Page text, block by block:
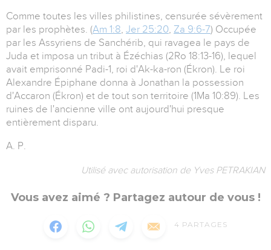
Comme toutes les villes philistines, censurée sévèrement
par les prophètes. (Am 1:8, Jer 25:20, Za 9:6-7) Occupée
par les Assyriens de Sanchérib, qui ravagea le pays de
Juda et imposa un tribut à Ézéchias (2Ro 18:13-16), lequel
avait emprisonné Padi-1, roi d'Ak-ka-ron (Ékron). Le roi
Alexandre Épiphane donna à Jonathan la possession
d'Accaron (Ékron) et de tout son territoire (1Ma 10:89). Les
ruines de l'ancienne ville ont aujourd'hui presque
entièrement disparu.
A. P.
Utilisé avec autorisation de Yves PETRAKIAN
Vous avez aimé ? Partagez autour de vous !
4 PARTAGES